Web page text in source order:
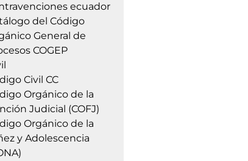
ecuador
del Código
General de
COGEP
Civil CC
Orgánico de la
Judicial (COFJ)
Orgánico de la
y Adolescencia